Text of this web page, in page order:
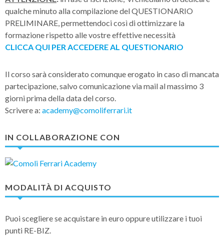
qualche minuto alla compilazione del QUESTIONARIO
PRELIMINARE, permettendoci così di ottimizzare la
formazione rispetto alle vostre effettive necessità
CLICCA QUI PER ACCEDERE AL QUESTIONARIO
Il corso sarà considerato comunque erogato in caso di mancata
partecipazione, salvo comunicazione via mail al massimo 3
giorni prima della data del corso.
Scrivere a: academy@comoliferrari.it
IN COLLABORAZIONE CON
MODALITÀ DI ACQUISTO
Puoi scegliere se acquistare in euro oppure utilizzare i tuoi
punti RE-BIZ.